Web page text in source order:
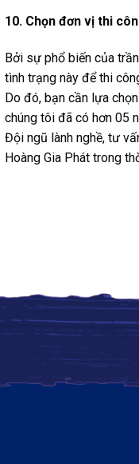
10. Chọn đơn vị thi
Bởi sự phổ biến của
tình trạng này để thi
Do đó, bạn cần lựa
chúng tôi đã có hơn 05
Đội ngũ lành nghề, tư
Hoàng Gia Phát trong